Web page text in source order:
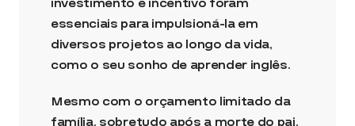
essenciais para impulsioná-la em
diversos projetos ao longo da vida,
como o seu sonho de aprender inglês.
Mesmo com o orçamento limitado da
família, sobretudo após a morte do pai,